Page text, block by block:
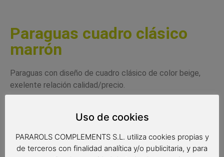
Paraguas cuadro clásico
marrón
Paraguas con diseño de cuadro clásico de color beige,
exelente relación calidad/precio.
Diámetro: 103 cm.
Largo: 89 cm.
Uso de cookies
PARAROLS COMPLEMENTS S.L. utiliza cookies propias y
de terceros con finalidad analítica y/o publicitaria, y para